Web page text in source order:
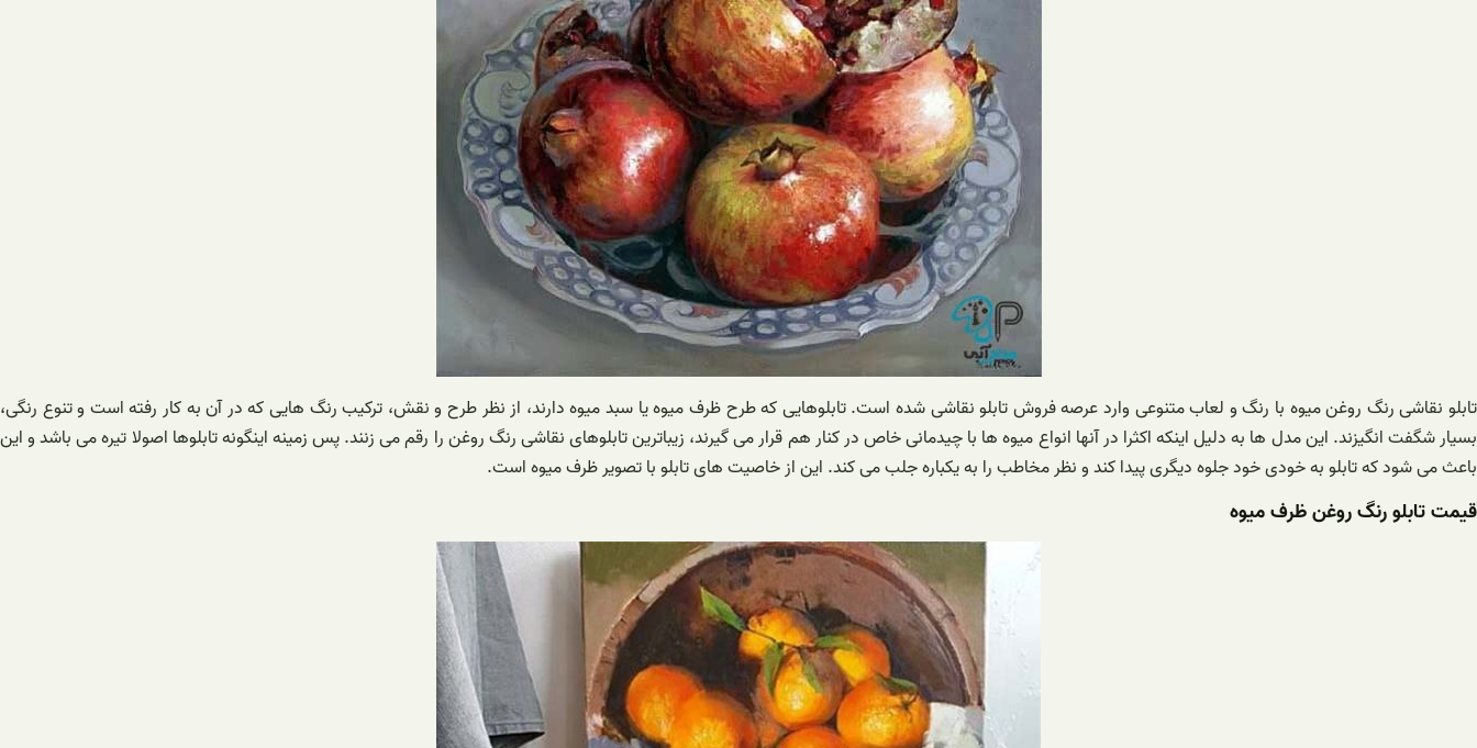
تابلو نقاشی رنگ روغن میوه با رنگ و لعاب متنوعی وارد عرصه فروش تابلو نقاشی شده است. تابلوهایی که طرح ظرف میوه یا سبد میوه دارند، از نظر طرح و نقش، ترکیب رنگ هایی که در آن به کار رفته است و تنوع رنگی،
بسیار شگفت انگیزند. این مدل ها به دلیل اینکه اکثرا در آنها انواع میوه ها با چیدمانی خاص در کنار هم قرار می گیرند، زیباترین تابلوهای نقاشی رنگ روغن را رقم می زنند. پس زمینه اینگونه تابلوها اصولا تیره می باشد و این
باعث می شود که تابلو به خودی خود جلوه دیگری پیدا کند و نظر مخاطب را به یکباره جلب می کند. این از خاصیت های تابلو با تصویر ظرف میوه است.
قیمت تابلو رنگ روغن ظرف میوه